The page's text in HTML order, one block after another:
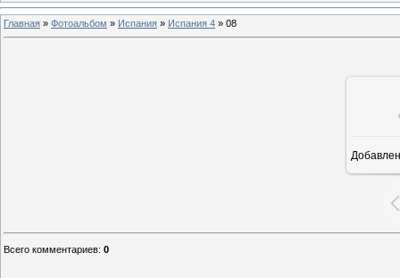
Главная » Фотоальбом » Испания » Испания 4 » 08
Всего комментариев: 0